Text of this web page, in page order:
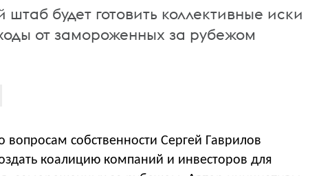
будет готовить коллективные иски
от замороженных за рубежом
вопросам собственности Сергей Гаврилов
коалицию компаний и инвесторов для